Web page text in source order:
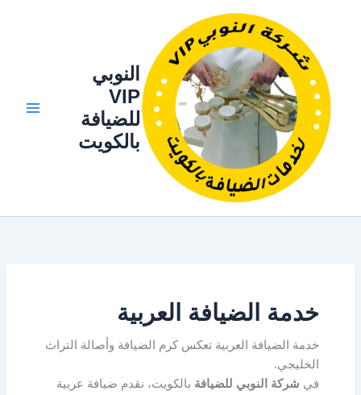
النوبي
VIP
للضيافة
بالكويت
خدمة الضيافة العربية
خدمة الضيافة العربية تعكس كرم الضيافة وأصالة التراث
الخليجي.
في شركة النوبي للضيافة بالكويت، نقدم ضيافة عربية